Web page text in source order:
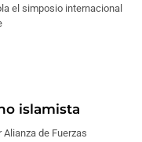
el simposio internacional
islamista
de Fuerzas